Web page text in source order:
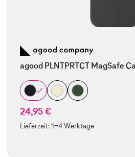
agood PLNTPRTCT MagSafe
24,95 €
Lieferzeit:1-4 Werktage